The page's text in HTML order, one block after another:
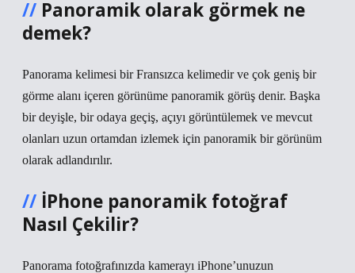
Panoramik olarak görmek ne
demek?
Panorama kelimesi bir Fransızca kelimedir ve çok geniş bir
görme alanı içeren görünüme panoramik görüş denir. Başka
bir deyişle, bir odaya geçiş, açıyı görüntülemek ve mevcut
olanları uzun ortamdan izlemek için panoramik bir görünüm
olarak adlandırılır.
İPhone panoramik fotoğraf
Nasıl Çekilir?
Panorama fotoğrafınızda kamerayı iPhone’unuzun